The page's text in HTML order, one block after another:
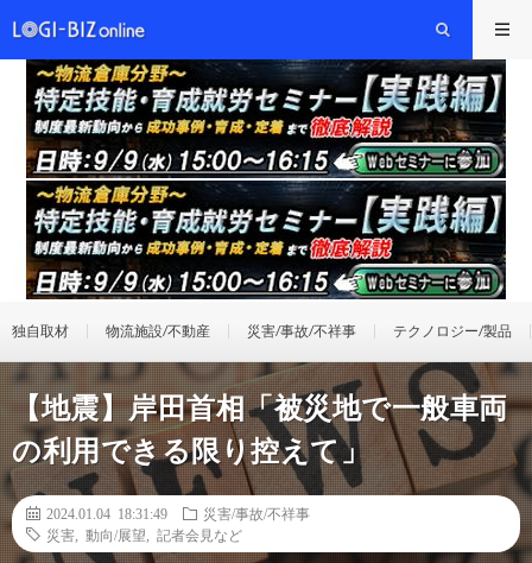
独自取材 物流施設/不動産 災害/事故/不祥事 テクノロジー/製品
【地震】岸田首相「被災地で一般車両
の利用できる限り控えて」
2024.01.04 18:31:49
災害/事故/不祥事
災害
動向/展望 記者会見など